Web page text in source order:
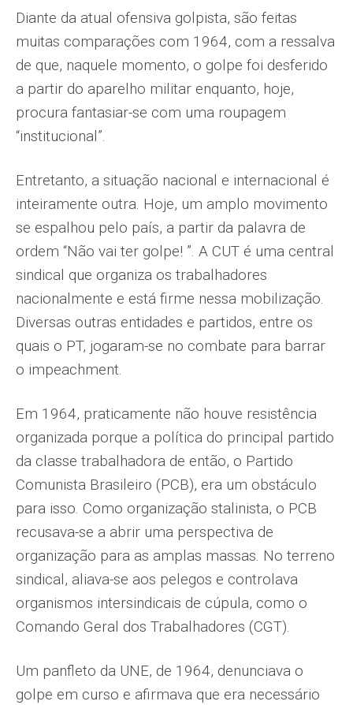
Diante da atual ofensiva golpista, são feitas
muitas comparações com 1964, com a ressalva
de que, naquele momento, o golpe foi desferido
a partir do aparelho militar enquanto, hoje,
procura fantasiar-se com uma roupagem
“institucional”.
Entretanto, a situação nacional e internacional é
inteiramente outra. Hoje, um amplo movimento
se espalhou pelo país, a partir da palavra de
ordem “Não vai ter golpe! ”. A CUT é uma central
sindical que organiza os trabalhadores
nacionalmente e está firme nessa mobilização.
Diversas outras entidades e partidos, entre os
quais o PT, jogaram-se no combate para barrar
o impeachment.
Em 1964, praticamente não houve resistência
organizada porque a política do principal partido
da classe trabalhadora de então, o Partido
Comunista Brasileiro (PCB), era um obstáculo
para isso. Como organização stalinista, o PCB
recusava-se a abrir uma perspectiva de
organização para as amplas massas. No terreno
sindical, aliava-se aos pelegos e controlava
organismos intersindicais de cúpula, como o
Comando Geral dos Trabalhadores (CGT).
Um panfleto da UNE, de 1964, denunciava o
golpe em curso e afirmava que era necessário